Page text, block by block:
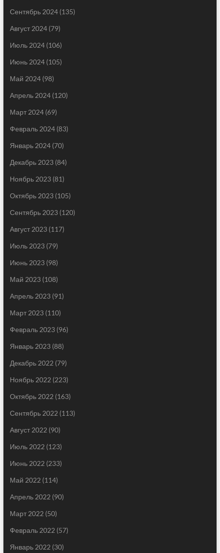
Сентябрь 2024(135)
Август 2024(79)
Июль 2024(106)
Июнь 2024(105)
Май 2024(98)
Апрель 2024(120)
Март 2024(69)
Февраль 2024(83)
Январь 2024(70)
Декабрь 2023(84)
Ноябрь 2023(81)
Октябрь 2023(105)
Сентябрь 2023(120)
Август 2023(117)
Июль 2023(79)
Июнь 2023(98)
Май 2023(108)
Апрель 2023(91)
Март 2023(110)
Февраль 2023(96)
Январь 2023(88)
Декабрь 2022 (79)
Ноябрь 2022 (223)
Октябрь 2022 (163)
Сентябрь 2022 (113)
Август 2022 (90)
Июль 2022 (123)
Июнь 2022 (233)
Май 2022 (114)
Апрель 2022 (90)
Март 2022 (50)
Февраль 2022 (57)
Январь 2022 (30)